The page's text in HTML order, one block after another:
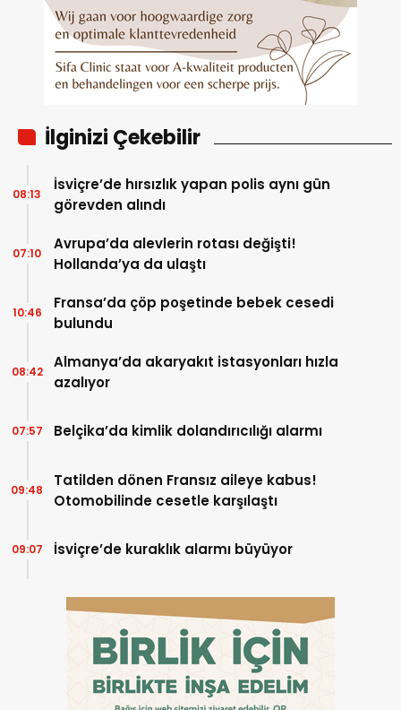
İlginizi Çekebilir
İsviçre’de hırsızlık yapan polis aynı gün
görevden alındı
08:13
Avrupa’da alevlerin rotası değişti!
Hollanda’ya da ulaştı
07:10
Fransa’da çöp poşetinde bebek cesedi
bulundu
10:46
Almanya’da akaryakıt istasyonları hızla
azalıyor
08:42
Belçika’da kimlik dolandırıcılığı alarmı
07:57
Tatilden dönen Fransız aileye kabus!
Otomobilinde cesetle karşılaştı
09:48
İsviçre’de kuraklık alarmı büyüyor
09:07